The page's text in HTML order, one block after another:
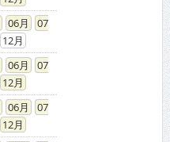
06
07
12
06
07
12
06
07
12